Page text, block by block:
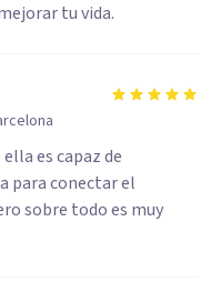
tu vida.
es capaz de
para conectar el
sobre todo es muy